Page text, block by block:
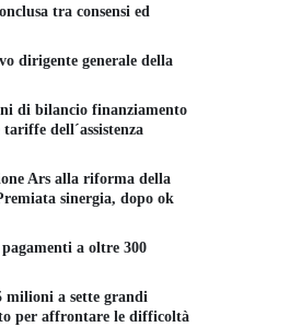
tra consensi ed
dirigente generale della
di bilancio finanziamento
dell´assistenza
Ars alla riforma della
sinergia, dopo ok
a oltre 300
milioni a sette grandi
per affrontare le difficoltà